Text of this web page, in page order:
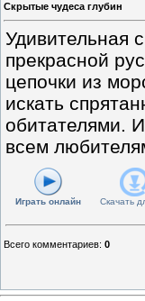
Скрытые чудеса глубин
Удивительная
прекрасной
цепочки из
искать
обитателями.
всем
Играть онлайн Скачать
Всего комментариев: 0